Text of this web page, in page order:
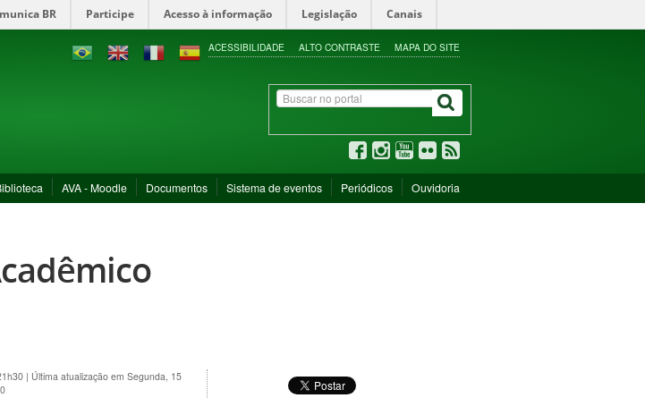
BR Participe Acesso à informação Legislação Canais
ACESSIBILIDADE ALTO CONTRASTE MAPA DO SITE
AVA - Moodle Documentos Sistema de eventos Periódicos Ouvidoria
| Última atualização em Segunda, 15